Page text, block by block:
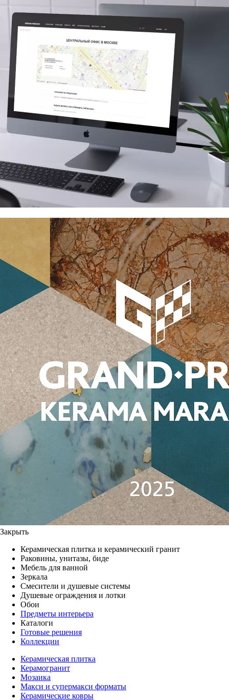
Закрыть
Керамическая плитка и керамический гранит
Раковины, унитазы, биде
Мебель для ванной
Зеркала
Смесители и душевые системы
Душевые ограждения и лотки
Обои
Предметы интерьера
Каталоги
Готовые решения
Коллекции
Керамическая плитка
Керамогранит
Мозаика
Макси и супермакси форматы
Керамические ковры